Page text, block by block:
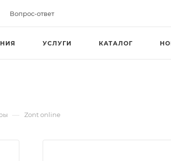
Вопрос-ответ
УСЛУГИ КАТАЛОГ
— Zont online